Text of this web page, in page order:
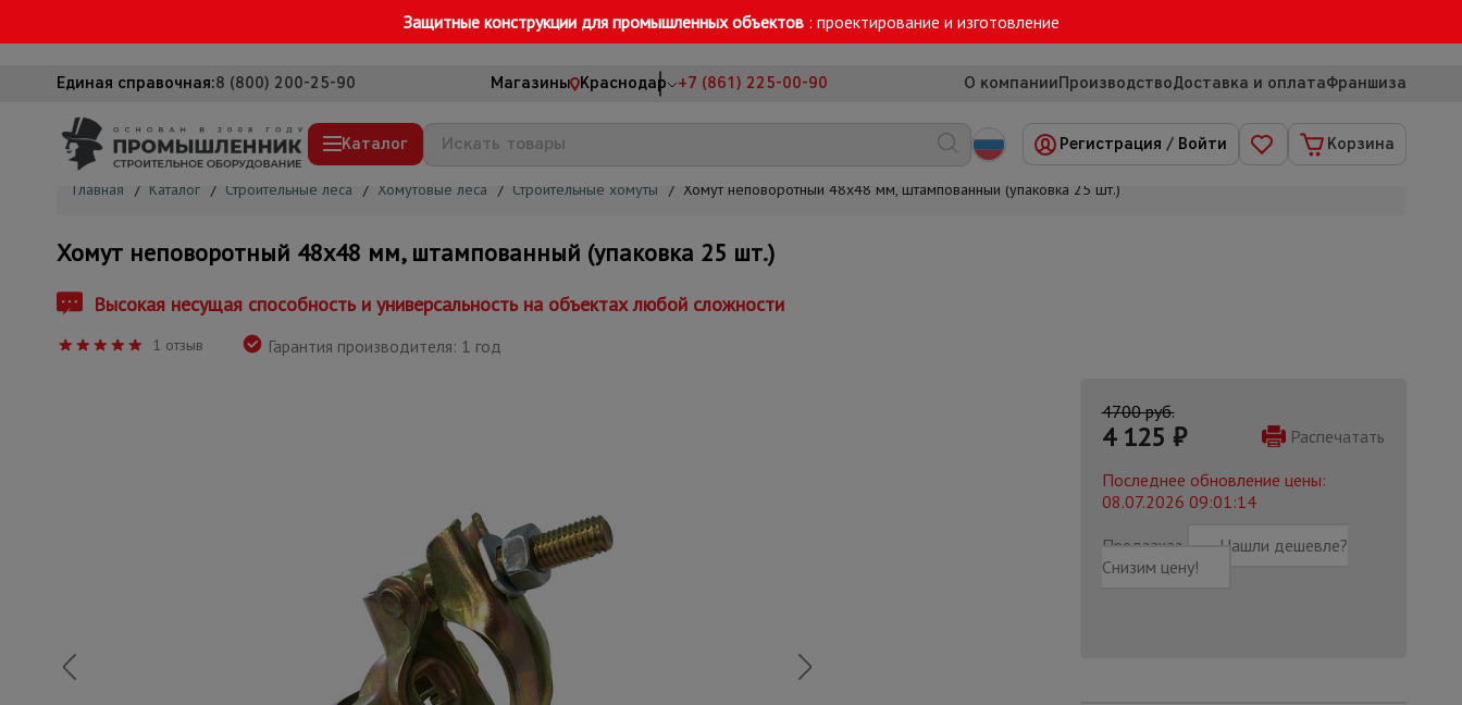
Защитные конструкции для промышленных объектов : проектирование и изготовление
Единая справочная:8 (800) 200-25-90 Магазины Краснодар +7 (861) 225-00-90 О компанииПроизводствоДоставка и оплатаФраншиза
Каталог
Вышки-туры
Подмости строительные
Сетка, тенты, брезенты
Вибротехника для строительства
Оборудование для работы с арматурой
Оборудование для бетонных работ
Техника для склада
Регистрация / Войти Корзина
Главная / Каталог / Строительные леса / Хомутовые леса / Строительные хомуты / Хомут неповоротный 48х48 мм, штампованный (упаковка 25 шт.)
Хомут неповоротный 48х48 мм, штампованный (упаковка 25 шт.)
Высокая несущая способность и универсальность на объектах любой сложности
1 отзыв Гарантия производителя: 1 год
4700 руб.
4 125 ₽
Распечатать
Последнее обновление цены:
08.07.2026 09:01:14
Предзаказ
Нашли дешевле?
Снизим цену!